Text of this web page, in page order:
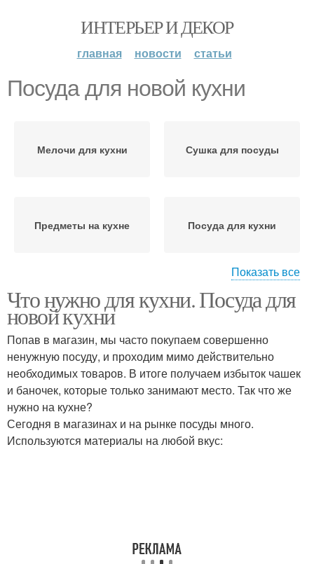
ИНТЕРЬЕР И ДЕКОР
главная новости статьи
Посуда для новой кухни
Мелочи для кухни Сушка для посуды
Предметы на кухне Посуда для кухни
Чайная посуда
Показать все
Что нужно для кухни. Посуда для
новой кухни
Попав в магазин, мы часто покупаем совершенно
ненужную посуду, и проходим мимо действительно
необходимых товаров. В итоге получаем избыток чашек
и баночек, которые только занимают место. Так что же
нужно на кухне?
Сегодня в магазинах и на рынке посуды много.
Используются материалы на любой вкус: